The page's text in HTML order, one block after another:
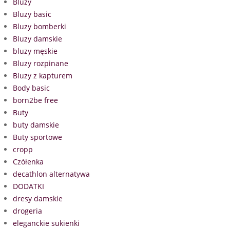
Bluzy basic
Bluzy bomberki
Bluzy damskie
bluzy męskie
Bluzy rozpinane
Bluzy z kapturem
Body basic
born2be free
Buty
buty damskie
Buty sportowe
cropp
Czółenka
decathlon alternatywa
DODATKI
dresy damskie
drogeria
eleganckie sukienki